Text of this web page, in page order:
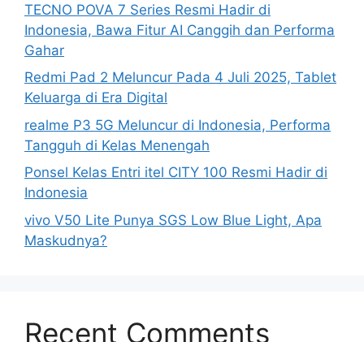
TECNO POVA 7 Series Resmi Hadir di
Indonesia, Bawa Fitur AI Canggih dan Performa
Gahar
Redmi Pad 2 Meluncur Pada 4 Juli 2025, Tablet
Keluarga di Era Digital
realme P3 5G Meluncur di Indonesia, Performa
Tangguh di Kelas Menengah
Ponsel Kelas Entri itel CITY 100 Resmi Hadir di
Indonesia
vivo V50 Lite Punya SGS Low Blue Light, Apa
Maskudnya?
Recent Comments